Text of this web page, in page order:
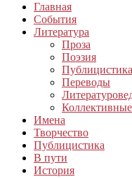
Главная
События
Литература
Проза
Поэзия
Публицистика
Переводы
Имена
Творчество
Публицистика
В пути
История